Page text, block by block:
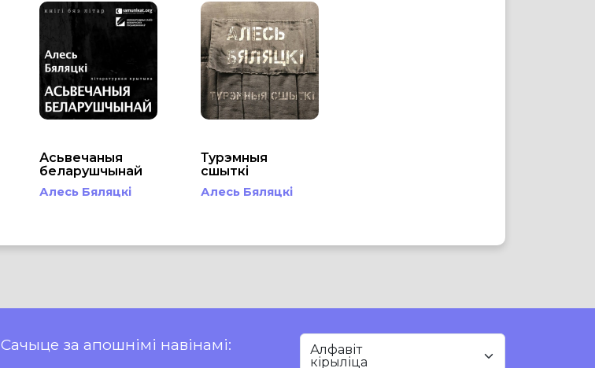
Асьвечаныя
беларушчынай
Алесь Бяляцкі
Турэмныя
сшыткі
Алесь Бяляцкі
Сачыце за апошнімі навінамі: Алфавіт